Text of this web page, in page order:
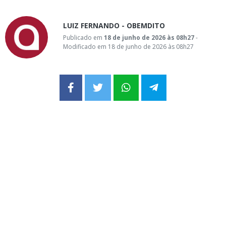
LUIZ FERNANDO - OBEMDITO
Publicado em 18 de junho de 2026 às 08h27-
Modificado em 18 de junho de 2026 às 08h27